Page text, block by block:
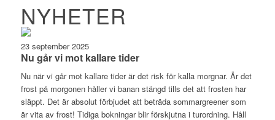
NYHETER
23 september 2025
Nu går vi mot kallare tider
Nu när vi går mot kallare tider är det risk för kalla morgnar. Är det
frost på morgonen håller vi banan stängd tills det att frosten har
släppt. Det är absolut förbjudet att beträda sommargreener som
är vita av frost! Tidiga bokningar blir förskjutna i turordning. Håll